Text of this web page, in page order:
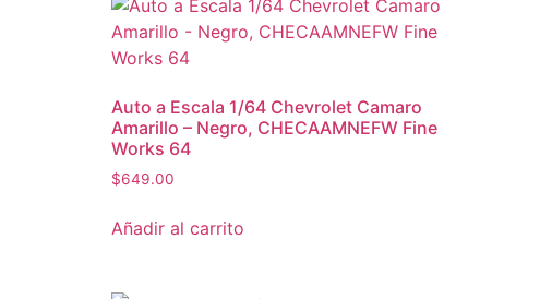
Auto a Escala 1/64 Chevrolet Camaro
Amarillo – Negro, CHECAAMNEFW Fine
Works 64
$649.00
Añadir al carrito